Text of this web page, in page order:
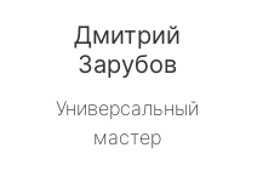
Дмитрий
Зарубов
Универсальный
мастер